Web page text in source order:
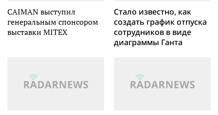
CAIMAN выступил
генеральным спонсором
выставки MITEX
Стало известно, как
создать график отпуска
сотрудников в виде
диаграммы Ганта